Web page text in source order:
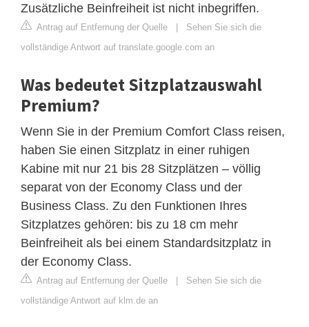
Zusätzliche Beinfreiheit ist nicht inbegriffen.
Antrag auf Entfernung der Quelle | Sehen Sie sich die
vollständige Antwort auf translate.google.com an
Was bedeutet Sitzplatzauswahl
Premium?
Wenn Sie in der Premium Comfort Class reisen,
haben Sie einen Sitzplatz in einer ruhigen
Kabine mit nur 21 bis 28 Sitzplätzen – völlig
separat von der Economy Class und der
Business Class. Zu den Funktionen Ihres
Sitzplatzes gehören: bis zu 18 cm mehr
Beinfreiheit als bei einem Standardsitzplatz in
der Economy Class.
Antrag auf Entfernung der Quelle | Sehen Sie sich die
vollständige Antwort auf klm.de an